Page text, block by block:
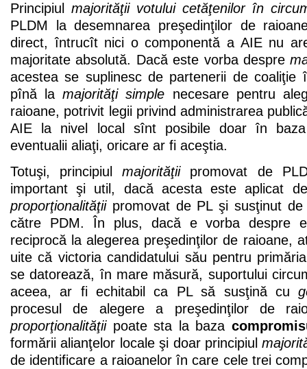
Principiul majorităţii votului cetăţenilor în
PLDM la desemnarea preşedinţilor de
direct, întrucît nici o componentă a AIE nu
majoritate absolută. Dacă este vorba despre
acestea se suplinesc de partenerii de coaliţie
pînă lamajorităţi simple necesare pentru
raioane, potrivit legii privind administrarea
AIE la nivel local sînt posibile doar în
eventualii aliaţi, oricare ar fi aceştia.
Totuşi, principiulmajorităţiipromovat de
important şi util, dacă acesta este aplicat
proporţionalităţiipromovat de PL şi susţinut de
către PDM. În plus, dacă e vorba despre
reciprocă la alegerea preşedinţilor de raioane,
uite că victoria candidatului său pentru
se datorează, în mare măsură, suportului
aceea, ar fi echitabil ca PL să susţină cu
procesul de alegere a preşedinţilor de
proporţionalităţiipoate sta la baza
formării alianţelor locale şi doar principiul
de identificare a raioanelor în care cele trei